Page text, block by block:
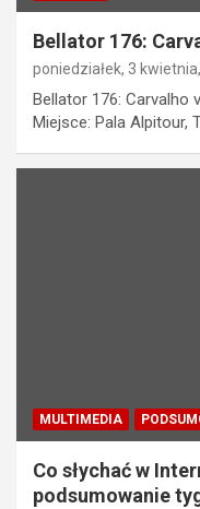
Bellator 176:
poniedziałek, 3
Bellator 176: Carvalho
Miejsce: Pala Alpitour,
MULTIMEDIA
Co słychać w
podsumowanie